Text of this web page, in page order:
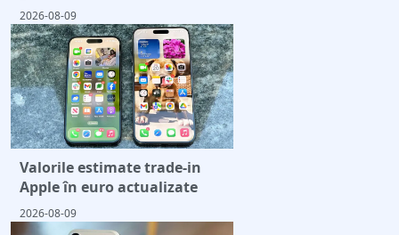
2026-08-09
Valorile estimate trade-in
Apple în euro actualizate
2026-08-09